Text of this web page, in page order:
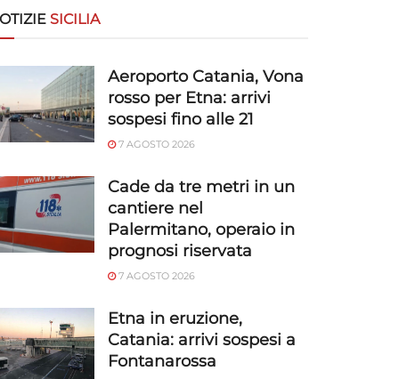
SICILIA
Aeroporto Catania, Vona
rosso per Etna: arrivi
sospesi fino alle 21
7 AGOSTO 2026
Cade da tre metri in un
cantiere nel
Palermitano, operaio in
prognosi riservata
7 AGOSTO 2026
Etna in eruzione,
Catania: arrivi sospesi a
Fontanarossa